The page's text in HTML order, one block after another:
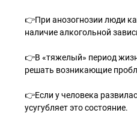
👉При анозогнозии люди
наличие алкогольной
👉В «тяжелый» период
решать возникающие
👉Если у человека
усугубляет это состояние.